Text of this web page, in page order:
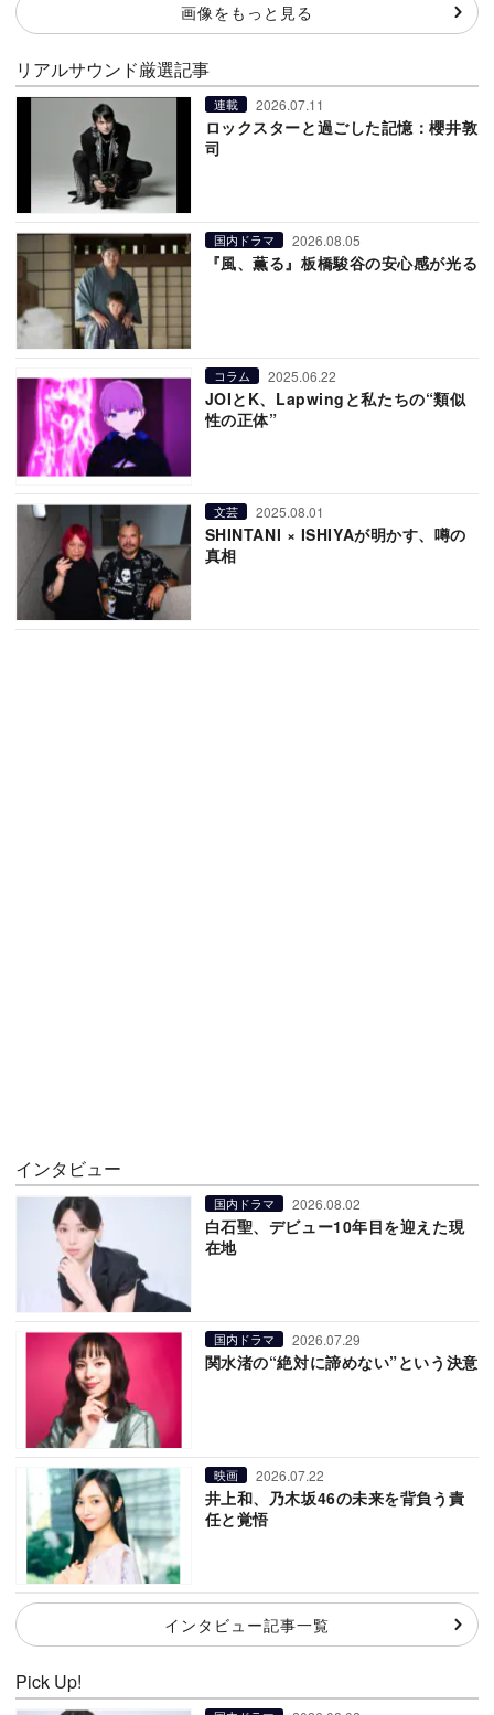
画像をもっと見る
リアルサウンド厳選記事
連載 2026.07.11
ロックスターと過ごした記憶：櫻井敦
司
国内ドラマ 2026.08.05
『風、薫る』板橋駿谷の安心感が光る
コラム 2025.06.22
JOIとK、Lapwingと私たちの“類似
性の正体”
文芸 2025.08.01
SHINTANI × ISHIYAが明かす、噂の
真相
インタビュー
国内ドラマ 2026.08.02
白石聖、デビュー10年目を迎えた現
在地
国内ドラマ 2026.07.29
関水渚の“絶対に諦めない”という決意
映画 2026.07.22
井上和、乃木坂46の未来を背負う責
任と覚悟
インタビュー記事一覧
Pick Up!